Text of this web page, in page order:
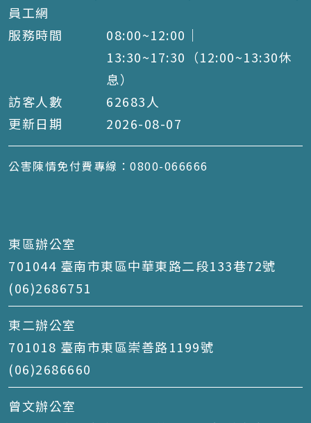
員工網
服務時間
08:00~12:00｜
13:30~17:30（12:00~13:30休
息）
訪客人數
62683 人
更新日期
2026-08-07
公害陳情免付費專線：0800-066666
東區辦公室
701044 臺南市東區中華東路二段133巷72號
(06)2686751
東二辦公室
701018 臺南市東區崇善路1199號
(06)2686660
曾文辦公室